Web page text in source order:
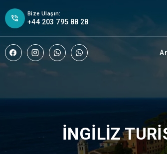
Bize Ulaşın:
+44 203 795 88 28
İNGILIZ